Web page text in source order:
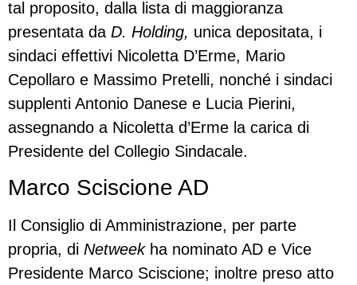
tal proposito, dalla lista di maggioranza
presentata da D. Holding, unica depositata, i
sindaci effettivi Nicoletta D’Erme, Mario
Cepollaro e Massimo Pretelli, nonché i sindaci
supplenti Antonio Danese e Lucia Pierini,
assegnando a Nicoletta d’Erme la carica di
Presidente del Collegio Sindacale.
Marco Sciscione AD
Il Consiglio di Amministrazione, per parte
propria, di Netweekha nominato AD e Vice
Presidente Marco Sciscione; inoltre preso atto